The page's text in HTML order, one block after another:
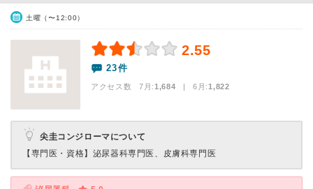
土曜（〜12:00）
2.55
23件
アクセス数 7月:1,684 | 6月:1,822
尖圭コンジローマについて
【専門医・資格】 泌尿器科専門医、皮膚科専門医